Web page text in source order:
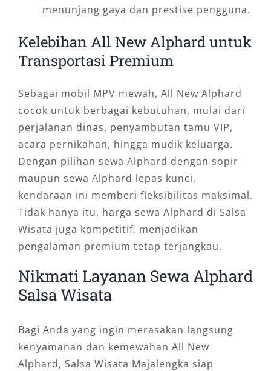
menunjang gaya dan prestise pengguna.
Kelebihan All New Alphard untuk
Transportasi Premium
Sebagai mobil MPV mewah, All New Alphard
cocok untuk berbagai kebutuhan, mulai dari
perjalanan dinas, penyambutan tamu VIP,
acara pernikahan, hingga mudik keluarga.
Dengan pilihan sewa Alphard dengan sopir
maupun sewa Alphard lepas kunci,
kendaraan ini memberi fleksibilitas maksimal.
Tidak hanya itu, harga sewa Alphard di Salsa
Wisata juga kompetitif, menjadikan
pengalaman premium tetap terjangkau.
Nikmati Layanan Sewa Alphard
Salsa Wisata
Bagi Anda yang ingin merasakan langsung
kenyamanan dan kemewahan All New
Alphard, Salsa Wisata Majalengka siap